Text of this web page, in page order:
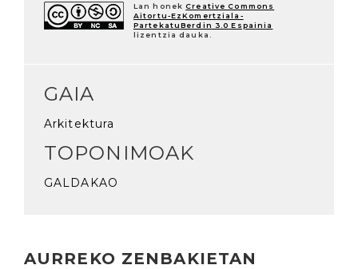
Lan honek Creative Commons
Aitortu-EzKomertziala-
PartekatuBerdin 3.0 Espainia
lizentzia dauka.
GAIA
Arkitektura
TOPONIMOAK
GALDAKAO
AURREKO ZENBAKIETAN